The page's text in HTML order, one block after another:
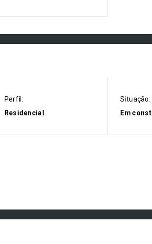
Perfil:
Residencial
Situação:
Em